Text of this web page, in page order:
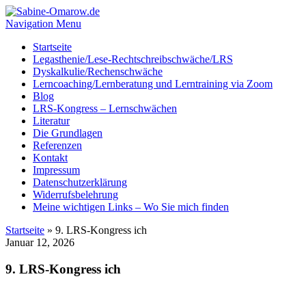
Navigation Menu
Startseite
Legasthenie/Lese-Rechtschreibschwäche/LRS
Dyskalkulie/Rechenschwäche
Lerncoaching/Lernberatung und Lerntraining via Zoom
Blog
LRS-Kongress – Lernschwächen
Literatur
Die Grundlagen
Referenzen
Kontakt
Impressum
Datenschutzerklärung
Widerrufsbelehrung
Meine wichtigen Links – Wo Sie mich finden
Startseite » 9. LRS-Kongress ich
Januar 12, 2026
9. LRS-Kongress ich